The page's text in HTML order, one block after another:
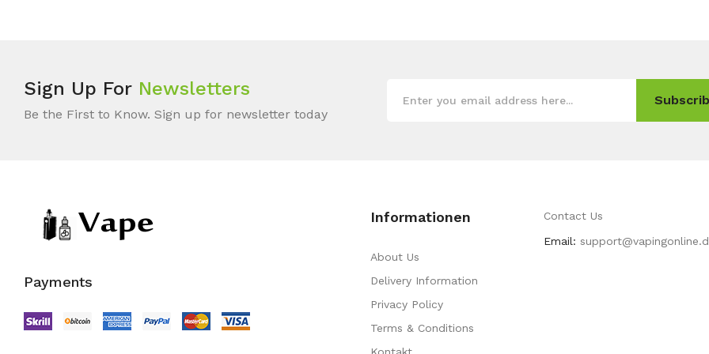
Sign Up For Newsletters
Be the First to Know. Sign up for newsletter today
Payments
Informationen
About Us
Delivery Information
Privacy Policy
Terms & Conditions
Kontakt
Contact Us
Email: